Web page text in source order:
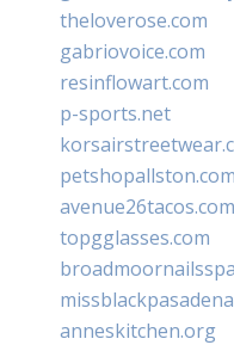
theloverose.com
gabriovoice.com
resinflowart.com
p-sports.net
petshopallston.com
avenue26tacos.com
topgglasses.com
anneskitchen.org